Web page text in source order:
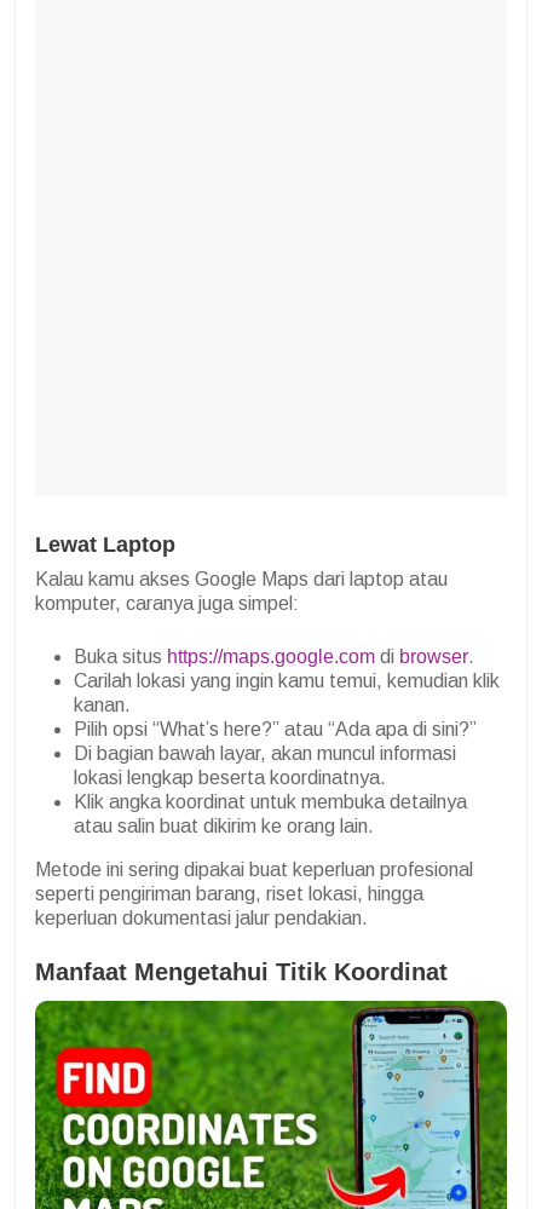
Lewat Laptop
Kalau kamu akses Google Maps dari laptop atau
komputer, caranya juga simpel:
Buka situs https://maps.google.com di browser.
Carilah lokasi yang ingin kamu temui, kemudian klik
kanan.
Pilih opsi “What’s here?” atau “Ada apa di sini?”
Di bagian bawah layar, akan muncul informasi
lokasi lengkap beserta koordinatnya.
Klik angka koordinat untuk membuka detailnya
atau salin buat dikirim ke orang lain.
Metode ini sering dipakai buat keperluan profesional
seperti pengiriman barang, riset lokasi, hingga
keperluan dokumentasi jalur pendakian.
Manfaat Mengetahui Titik Koordinat